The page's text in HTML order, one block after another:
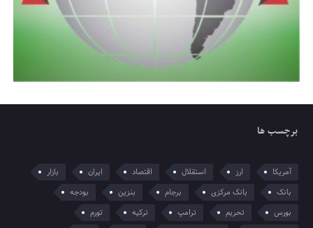
برچسب ها
آمریکا ارز استقلال اقتصاد ایران
بازار
بانک
بانک مرکزی برجام بنزین
بودجه
بورس
تحریم ترامپ ترکیه
تورم